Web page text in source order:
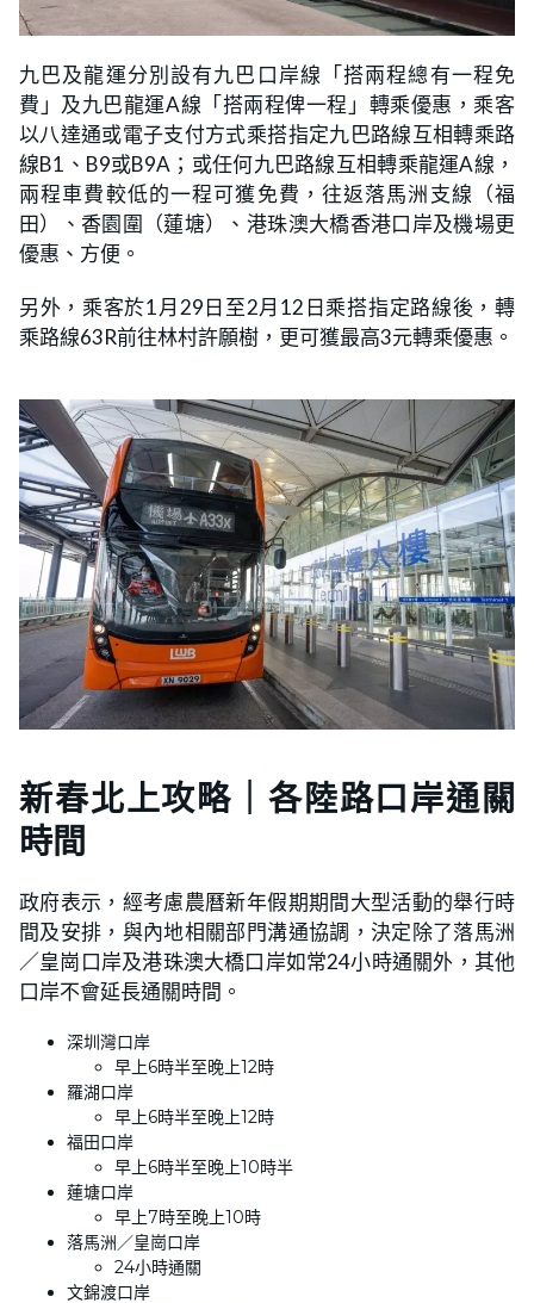
九巴及龍運分別設有九巴口岸線「搭兩程總有一程免
費」及九巴龍運A線「搭兩程俾一程」轉乘優惠，乘客
以八達通或電子支付方式乘搭指定九巴路線互相轉乘路
線B1、B9或B9A；或任何九巴路線互相轉乘龍運A線，
兩程車費較低的一程可獲免費，往返落馬洲支線（福
田）、香園圍（蓮塘）、港珠澳大橋香港口岸及機場更
優惠、方便。
另外，乘客於1月29日至2月12日乘搭指定路線後，轉
乘路線63R前往林村許願樹，更可獲最高3元轉乘優惠。
新春北上攻略｜各陸路口岸通關
時間
政府表示，經考慮農曆新年假期期間大型活動的舉行時
間及安排，與內地相關部門溝通協調，決定除了落馬洲
／皇崗口岸及港珠澳大橋口岸如常24小時通關外，其他
口岸不會延長通關時間。
深圳灣口岸
早上6時半至晚上12時
羅湖口岸
早上6時半至晚上12時
福田口岸
早上6時半至晚上10時半
蓮塘口岸
早上7時至晚上10時
落馬洲／皇崗口岸
24小時通關
文錦渡口岸